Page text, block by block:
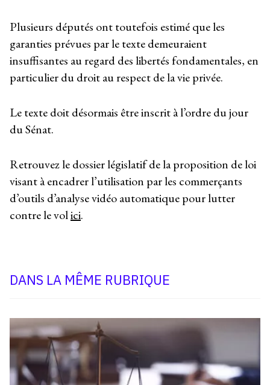
Plusieurs députés ont toutefois estimé que les
garanties prévues par le texte demeuraient
insuffisantes au regard des libertés fondamentales, en
particulier du droit au respect de la vie privée.
Le texte doit désormais être inscrit à l’ordre du jour
du Sénat.
Retrouvez le dossier législatif de la proposition de loi
visant à encadrer l’utilisation par les commerçants
d’outils d’analyse vidéo automatique pour lutter
contre le volici.
DANS LA MÊME RUBRIQUE